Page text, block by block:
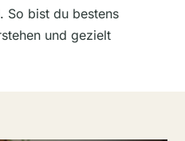
So bist du bestens
und gezielt